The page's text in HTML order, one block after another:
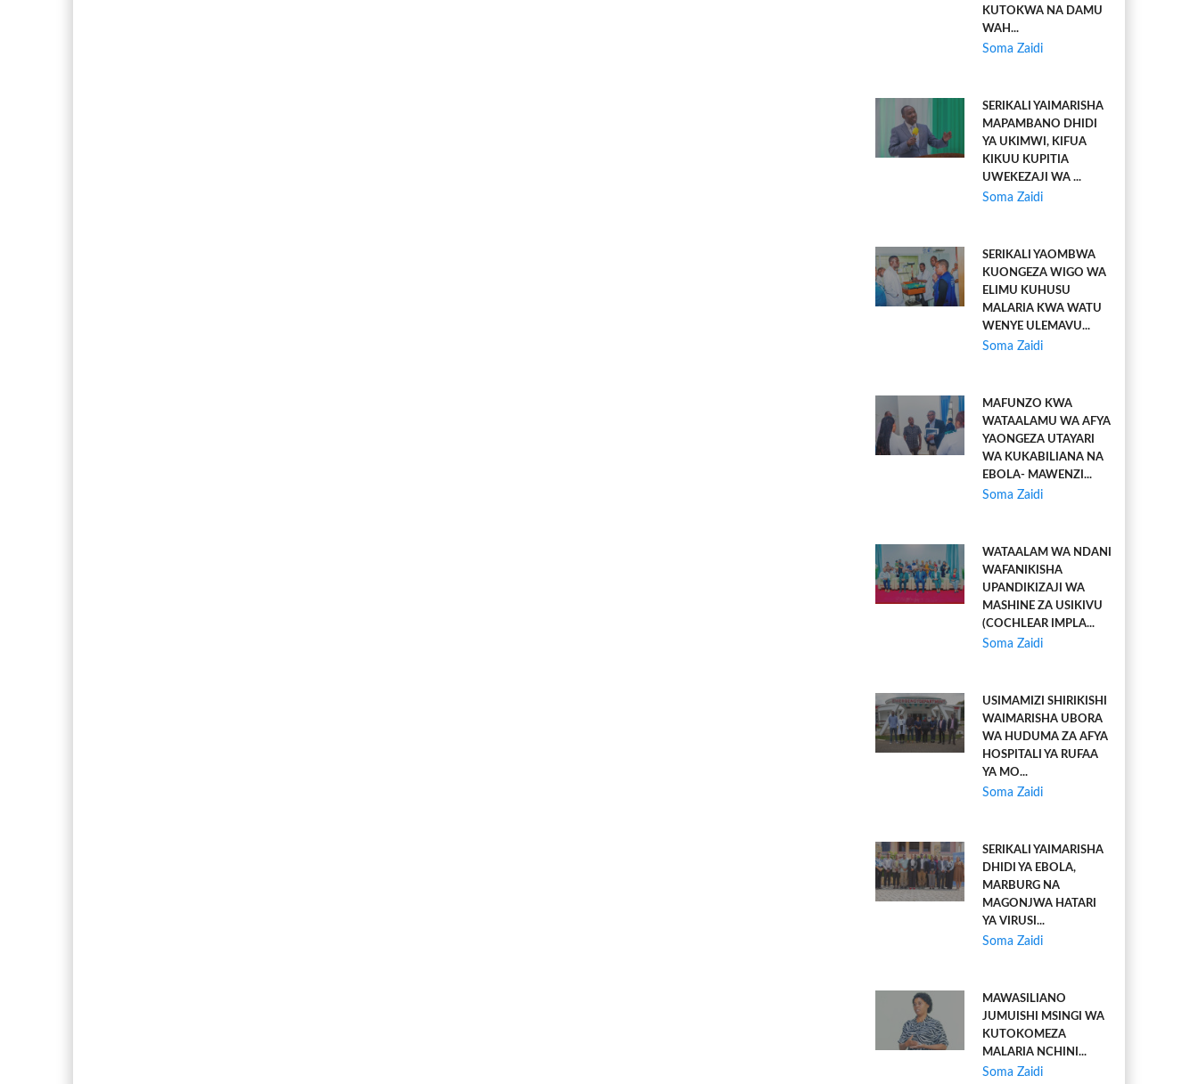
KUTOKWA NA DAMU
WAH...
Soma Zaidi
SERIKALI YAIMARISHA
MAPAMBANO DHIDI
YA UKIMWI, KIFUA
KIKUU KUPITIA
UWEKEZAJI WA ...
Soma Zaidi
SERIKALI YAOMBWA
KUONGEZA WIGO WA
ELIMU KUHUSU
MALARIA KWA WATU
WENYE ULEMAVU...
Soma Zaidi
MAFUNZO KWA
WATAALAMU WA AFYA
YAONGEZA UTAYARI
WA KUKABILIANA NA
EBOLA- MAWENZI...
Soma Zaidi
WATAALAM WA NDANI
WAFANIKISHA
UPANDIKIZAJI WA
MASHINE ZA USIKIVU
(COCHLEAR IMPLA...
Soma Zaidi
USIMAMIZI SHIRIKISHI
WAIMARISHA UBORA
WA HUDUMA ZA AFYA
HOSPITALI YA RUFAA
YA MO...
Soma Zaidi
SERIKALI YAIMARISHA
DHIDI YA EBOLA,
MARBURG NA
MAGONJWA HATARI
YA VIRUSI...
Soma Zaidi
MAWASILIANO
JUMUISHI MSINGI WA
KUTOKOMEZA
MALARIA NCHINI...
Soma Zaidi